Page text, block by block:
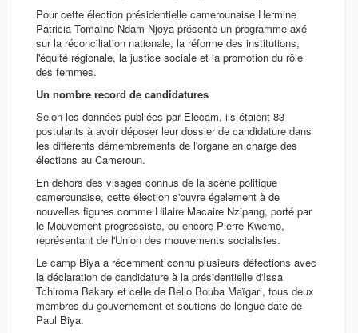
Pour cette élection présidentielle camerounaise Hermine
Patricia Tomaïno Ndam Njoya présente un programme axé
sur la réconciliation nationale, la réforme des institutions,
l'équité régionale, la justice sociale et la promotion du rôle
des femmes.
Un nombre record de candidatures
Selon les données publiées par Elecam, ils étaient 83
postulants à avoir déposer leur dossier de candidature dans
les différents démembrements de l'organe en charge des
élections au Cameroun.
En dehors des visages connus de la scène politique
camerounaise, cette élection s'ouvre également à de
nouvelles figures comme Hilaire Macaire Nzipang, porté par
le Mouvement progressiste, ou encore Pierre Kwemo,
représentant de l'Union des mouvements socialistes.
Le camp Biya a récemment connu plusieurs défections avec
la déclaration de candidature à la présidentielle d'Issa
Tchiroma Bakary et celle de Bello Bouba Maïgari, tous deux
membres du gouvernement et soutiens de longue date de
Paul Biya.